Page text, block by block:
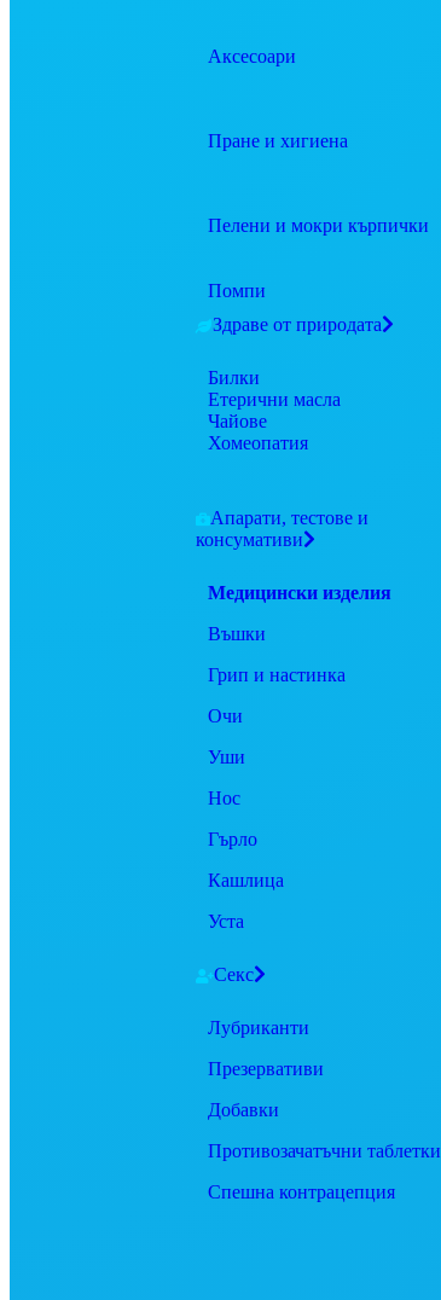
Аксесоари
Пране и хигиена
Пелени и мокри кърпички
Помпи
Здраве от природата
Билки
Етерични масла
Чайове
Хомеопатия
Апарати, тестове и
консумативи
Медицински изделия
Въшки
Грип и настинка
Очи
Уши
Нос
Гърло
Кашлица
Уста
Секс
Лубриканти
Презервативи
Добавки
Противозачатъчни таблетки
Спешна контрацепция